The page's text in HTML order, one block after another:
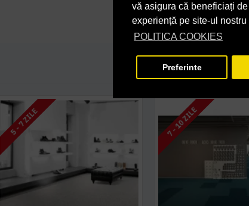
vă asigura că beneficiați
experiență pe site-ul nostru
POLITICA COOKIES
Preferinte
INTREABA
5 - 7 ZILE 7 - 10 ZILE